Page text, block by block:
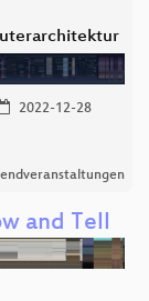
2022-12-28
and Tell